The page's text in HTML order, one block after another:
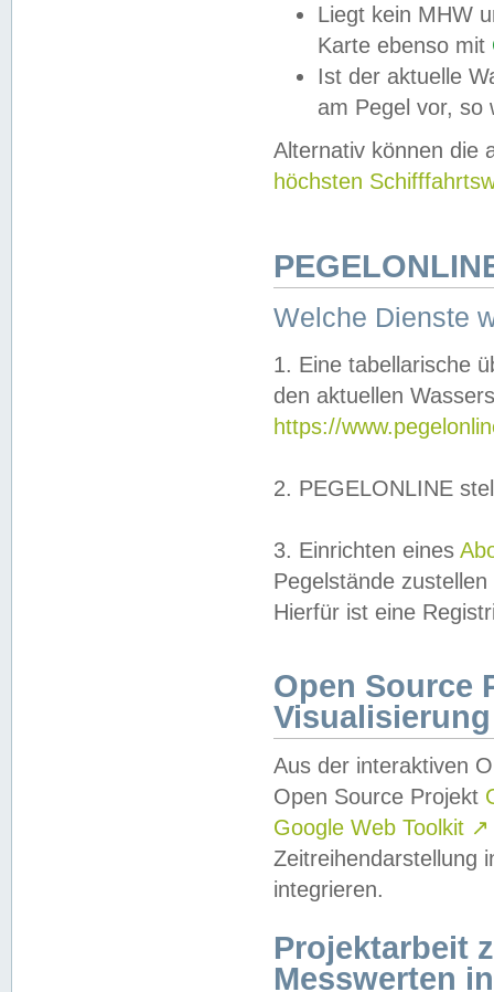
Liegt kein MHW
Karte ebenso mit
Ist der aktuelle
am Pegel vor,
Alternativ können die
höchsten
Welche Dienste
1. Eine tabellarische
den aktuellen
https://
2. PEGELONLINE
3. Einrichten eines
Pegelstände
Hierfür ist eine
Open Source
Visualisierung
Aus der interaktiven
Open Source Projekt
Google Web Toolkit ↗
Zeitreihendarstellung
integrieren.
Projektarbeit
Messwerten